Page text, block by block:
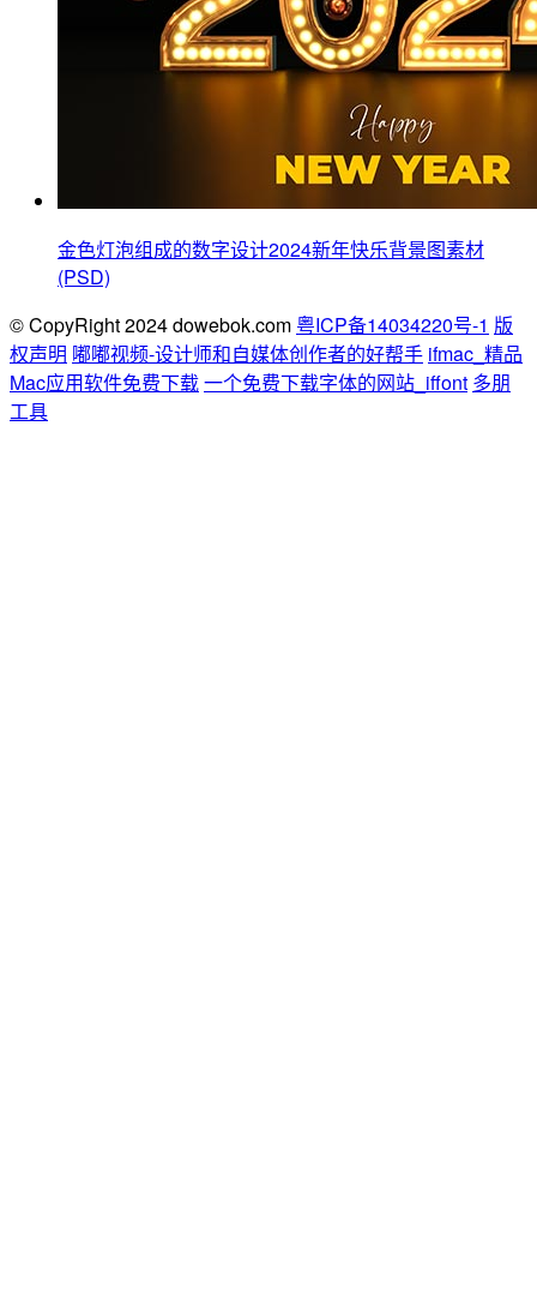
金色灯泡组成的数字设计2024新年快乐背景图素材
(PSD)
© CopyRight 2024 dowebok.com 粤ICP备14034220号-1 版
权声明 嘟嘟视频-设计师和自媒体创作者的好帮手 ifmac_精品
Mac应用软件免费下载一个免费下载字体的网站_iffont 多朋
工具